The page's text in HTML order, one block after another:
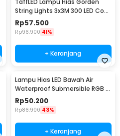
String Lights 3x3M 300 LED Cool
White 18W - 300L
Rp57.500
Rp96.900 41%
+ Keranjang
Lampu Hias LED Bawah Air
Waterproof Submersible RGB 2
PCS with Remote - 13017
Rp50.200
Rp86.900 43%
+ Keranjang